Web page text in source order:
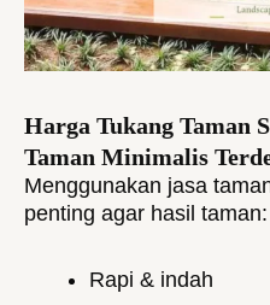
Harga Tukang Taman
Taman Minimalis
Menggunakan jasa
penting agar hasil taman:
Rapi & indah